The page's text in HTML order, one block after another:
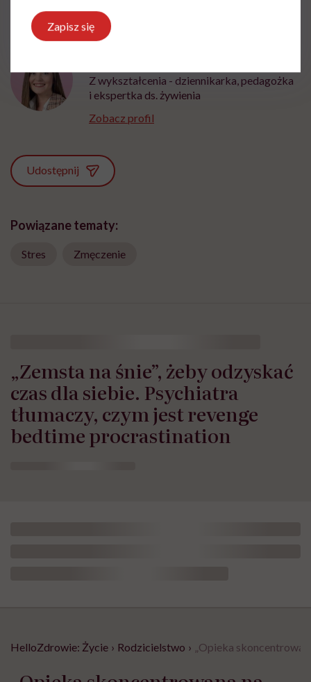
Z wykształcenia - dziennikarka, pedagożka
i ekspertka ds. żywienia
Zobacz profil
Udostępnij
Powiązane tematy:
Stres Zmęczenie
„Zemsta na śnie”, żeby odzyskać
czas dla siebie. Psychiatra
tłumaczy, czym jest revenge
bedtime procrastination
HelloZdrowie: Życie › Rodzicielstwo › „Opieka
Zapisz się